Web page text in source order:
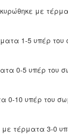
με
1-5 υπέρ του
0-5 υπέρ του
0-10 υπέρ του
τέρματα 3-0